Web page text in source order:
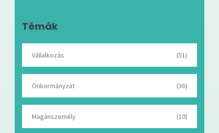
Témák
Vállalkozás (51)
Önkormányzat (36)
Magánszemély (10)